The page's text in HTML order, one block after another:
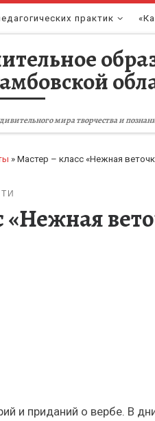
практик
мира творчества и
» Мастер – класс «Нежная
«Нежная
и приданий о вербе. В